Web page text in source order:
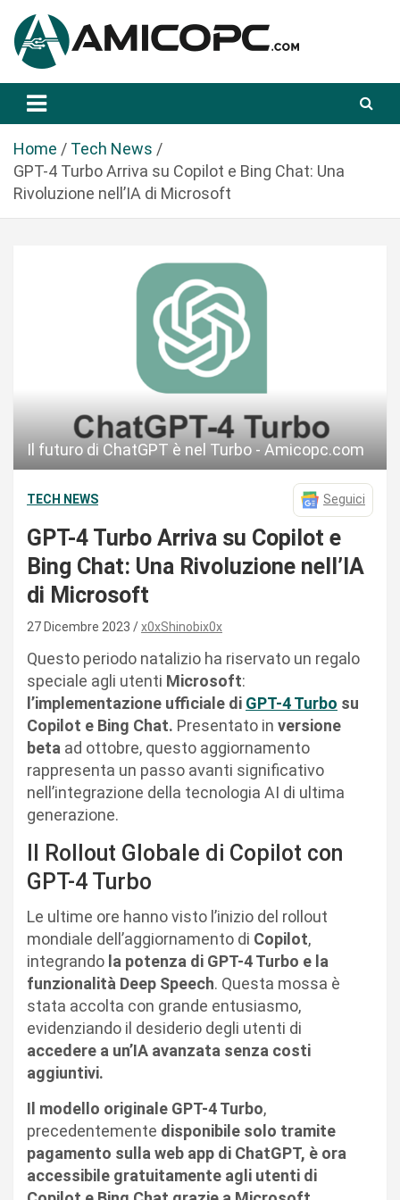
a
Amicopc.com
Home
Tech News
GPT-4 Turbo Arriva su Copilot e Bing Chat: Una
Rivoluzione nell’IA di Microsoft
Il futuro di ChatGPT è nel Turbo - Amicopc.com
TECH NEWS Seguici
GPT-4 Turbo Arriva su Copilot e
Bing Chat: Una Rivoluzione nell’IA
di Microsoft
27 Dicembre 2023 x0xShinobix0x
Questo periodo natalizio ha riservato un regalo
speciale agli utenti Microsoft:
l’implementazione ufficiale di GPT-4 Turbo su
Copilot e Bing Chat. Presentato in versione
beta ad ottobre, questo aggiornamento
rappresenta un passo avanti significativo
nell’integrazione della tecnologia AI di ultima
generazione.
Il Rollout Globale di Copilot con
GPT-4 Turbo
Le ultime ore hanno visto l’inizio del rollout
mondiale dell’aggiornamento di Copilot,
integrando la potenza di GPT-4 Turbo e la
funzionalità Deep Speech. Questa mossa è
stata accolta con grande entusiasmo,
evidenziando il desiderio degli utenti di
accedere a un’IA avanzata senza costi
aggiuntivi.
Il modello originale GPT-4 Turbo,
precedentemente disponibile solo tramite
pagamento sulla web app di ChatGPT, è ora
accessibile gratuitamente agli utenti di